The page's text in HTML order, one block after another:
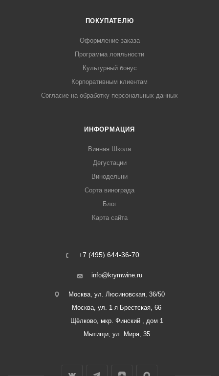
ПОКУПАТЕЛЮ
Оформление заказа
Программа лояльности
Культурный бонус
Корпоративным клиентам
Согласие на обработку персональных данных
ИНФОРМАЦИЯ
Винная Школа
Дегустации
Винодельни
Сорта винограда
Блог
Карта сайта
+7 (495) 644-36-70
info@krymwine.ru
Москва, ул. Люсиновская, 36/50
Москва, ул. 1-я Брестская, 66
Щёлково, мкр. Финский , дом 1
Мытищи, ул. Мира, 35